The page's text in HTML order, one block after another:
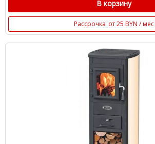
В корзину
Рассрочка от 25 BYN / мес